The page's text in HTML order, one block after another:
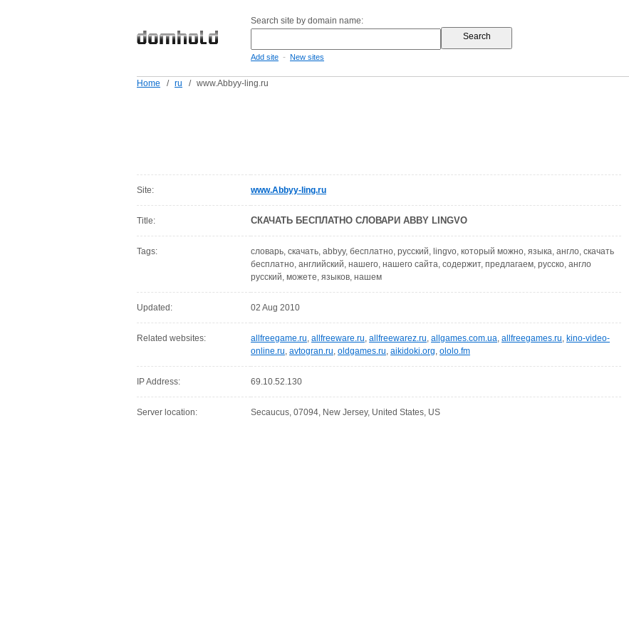
Search site by domain name:
Add site - New sites
Home / ru / www.Abbyy-ling.ru
Site: www.Abbyy-ling.ru
Title: СКАЧАТЬ БЕСПЛАТНО СЛОВАРИ ABBY LINGVO
Tags:
словарь, скачать, abbyy, бесплатно, русский, lingvo, который можно, языка, англо, скачать
бесплатно, английский, нашего, нашего сайта, содержит, предлагаем, русско, англо
русский, можете, языков, нашем
Updated: 02 Aug 2010
Related websites: allfreegame.ru, allfreeware.ru, allfreewarez.ru, allgames.com.ua, allfreegames.ru, kino-video-
online.ru, avtogran.ru, oldgames.ru, aikidoki.org, ololo.fm
IP Address: 69.10.52.130
Server location: Secaucus, 07094, New Jersey, United States, US